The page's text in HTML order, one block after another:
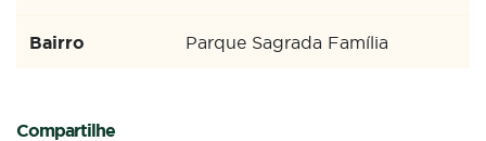
Bairro Parque Sagrada Família
Compartilhe